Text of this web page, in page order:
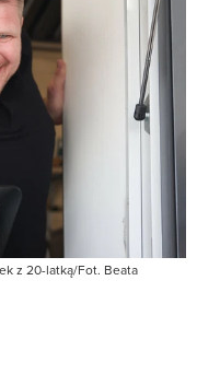
z 20-latką/Fot. Beata